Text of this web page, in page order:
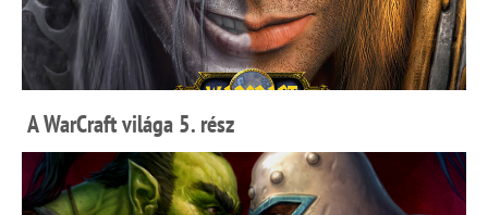
A WarCraft világa 5. rész